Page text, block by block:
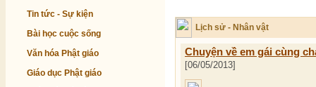
Tin tức - Sự kiện
Bài học cuộc sống
Văn hóa Phật giáo
Giáo dục Phật giáo
Lịch sử - Nhân vật
Chuyện về em gái cùng
[06/05/2013]